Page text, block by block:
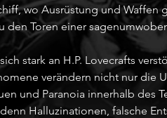
wo Ausrüstung und Waffen
den Toren einer
stark an H.P. Lovecrafts
verändern nicht nur die
und Paranoia innerhalb des
Halluzinationen, falsche